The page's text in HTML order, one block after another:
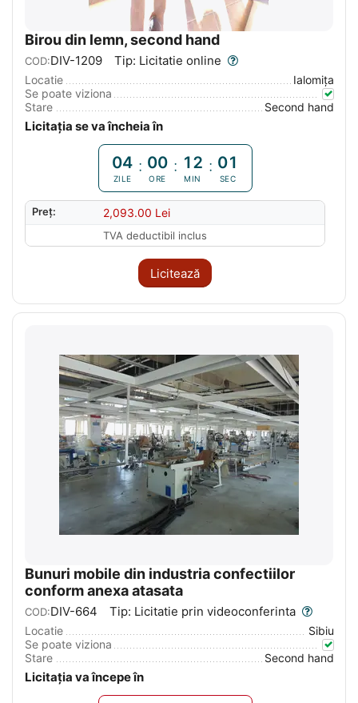
Birou din lemn, second hand
COD:DIV-1209 Tip: Licitatie online
Locatie
Ialomiţa
Se poate viziona
Stare
Second hand
Licitația se va încheia în
04
ZILE
: 00
ORE
: 12
MIN
: 00
SEC
Preț: 2,093.00 Lei
TVA deductibil inclus
Licitează
Bunuri mobile din industria confectiilor
conform anexa atasata
COD:DIV-664 Tip: Licitatie prin videoconferinta
Locatie
Sibiu
Se poate viziona
Stare
Second hand
Licitația va începe în